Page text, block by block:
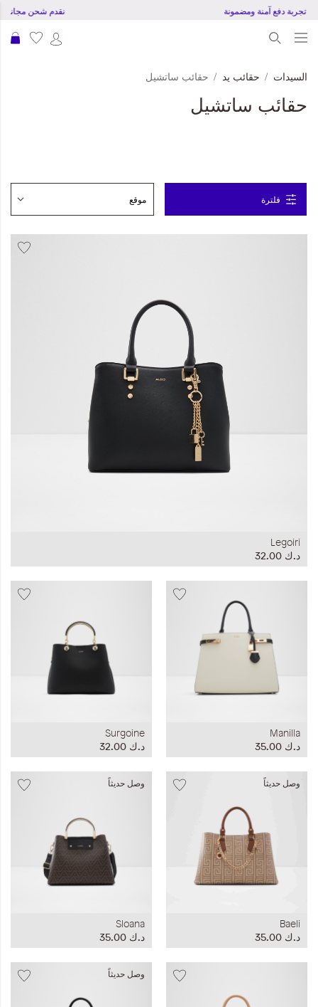
نقدم شحن مجاني تجربة دفع آمنة ومضمونة
المجموعات
إحياء الطراز الكلاسيكي
إصدار السفر و الرحلات
السيدات حقائب يد حقائب ساتشيل
حقائب ساتشيل
فلترة
Legoiri
د.ك‏ 32.00
Manilla
د.ك‏ 35.00
Surgoine
د.ك‏ 32.00
وصل حديثاً
Baeli
د.ك‏ 35.00
وصل حديثاً
Sloana
د.ك‏ 35.00
وصل حديثاً